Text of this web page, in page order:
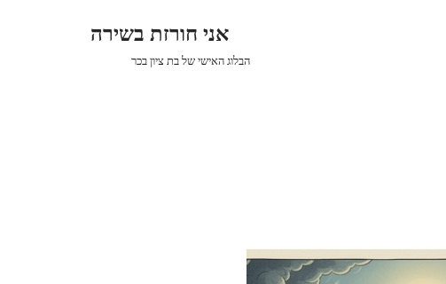
אני חורזת בשירה
הבלוג האישי של בת ציון בכר